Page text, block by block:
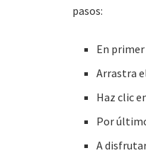
pasos:
En
Arrastra
Haz clic
Por
A